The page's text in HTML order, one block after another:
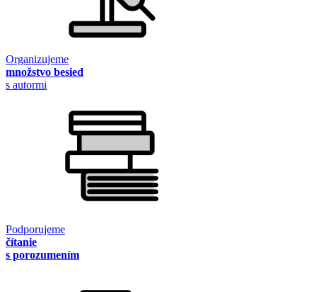
Organizujeme
množstvo besied
s autormi
Podporujeme
čítanie
s porozumením